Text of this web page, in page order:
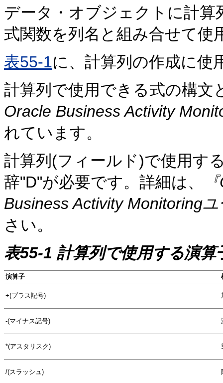
データ・オブジェクトに計算
式関数を列名と組み合せて使
表55-1に、計算列の作成に使
計算列で使用できる式の構文
Oracle Business Activity
れています。
計算列(フィールド)で使用す
辞"D"が必要です。詳細は、
Business Activity Monitoring
さい。
表55-1 計算列で使用する演算
演算子
+(プラス記号)
-(マイナス記号)
*(アスタリスク)
/(スラッシュ)